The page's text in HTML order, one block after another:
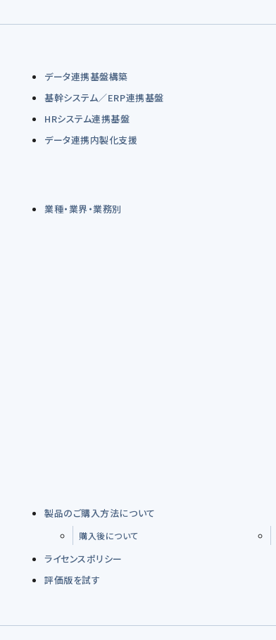
データ連携基盤構築
基幹システム／ERP連携基盤
HRシステム連携基盤
データ連携内製化支援
業種・業界・業務別
製品のご購入方法について
購入後について
ライセンスポリシー
評価版を試す